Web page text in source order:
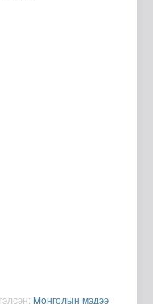
Moнголын мэдээ